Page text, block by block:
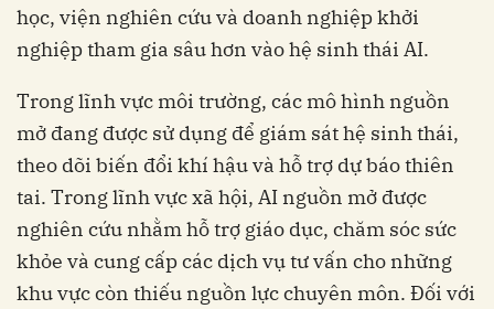
học, viện nghiên cứu và doanh nghiệp khởi
nghiệp tham gia sâu hơn vào hệ sinh thái AI.
Trong lĩnh vực môi trường, các mô hình nguồn
mở đang được sử dụng để giám sát hệ sinh thái,
theo dõi biến đổi khí hậu và hỗ trợ dự báo thiên
tai. Trong lĩnh vực xã hội, AI nguồn mở được
nghiên cứu nhằm hỗ trợ giáo dục, chăm sóc sức
khỏe và cung cấp các dịch vụ tư vấn cho những
khu vực còn thiếu nguồn lực chuyên môn. Đối với